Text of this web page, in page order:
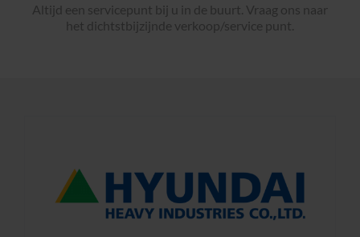
Altijd een servicepunt bij u in de buurt. Vraag ons naar
het dichtstbijzijnde verkoop/service punt.